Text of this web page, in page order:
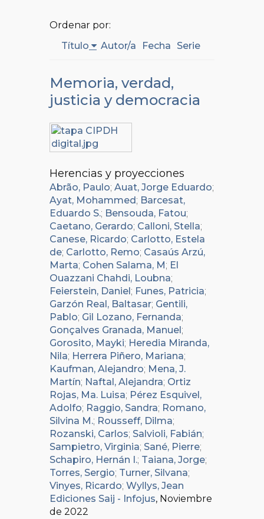
Ordenar por:
Título
Autor/a Fecha Serie
Memoria, verdad,
justicia y democracia
Herencias y proyecciones
Abrão, Paulo; Auat, Jorge Eduardo;
Ayat, Mohammed ; Barcesat,
Eduardo S.; Bensouda, Fatou;
Caetano, Gerardo; Calloni, Stella;
Canese, Ricardo; Carlotto, Estela
de; Carlotto, Remo; Casaús Arzú,
Marta; Cohen Salama, M ; El
Ouazzani Chahdi, Loubna;
Feierstein, Daniel ; Funes, Patricia;
Garzón Real, Baltasar; Gentili,
Pablo; Gil Lozano, Fernanda;
Gonçalves Granada, Manuel ;
Gorosito, Mayki; Heredia Miranda,
Nila; Herrera Piñero, Mariana;
Kaufman, Alejandro; Mena, J.
Martín; Naftal, Alejandra; Ortiz
Rojas, Ma. Luisa; Pérez Esquivel,
Adolfo; Raggio, Sandra; Romano,
Silvina M.; Rousseff, Dilma;
Rozanski, Carlos; Salvioli, Fabián;
Sampietro, Virginia; Sané, Pierre;
Schapiro, Hernán I.; Taiana, Jorge;
Torres, Sergio; Turner, Silvana;
Vinyes, Ricardo; Wyllys, Jean
Ediciones Saij - Infojus, Noviembre
de 2022